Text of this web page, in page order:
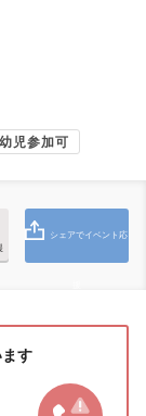
幼児参加可
シェアでイベント応
す